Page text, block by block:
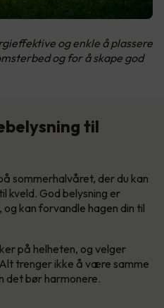
og enkle å plassere
og for å skape god
til
sommerhalvåret, der du kan
kveld. God belysning er
kan forvandle hagen din til
på helheten, og velger
trenger ikke å være samme
det bør harmonere.